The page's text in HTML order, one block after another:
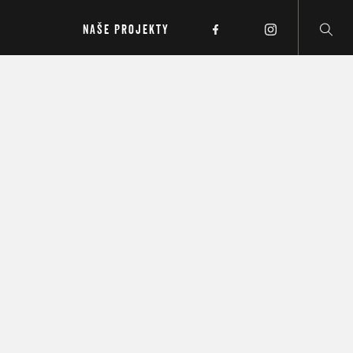
NAŠE PROJEKTY